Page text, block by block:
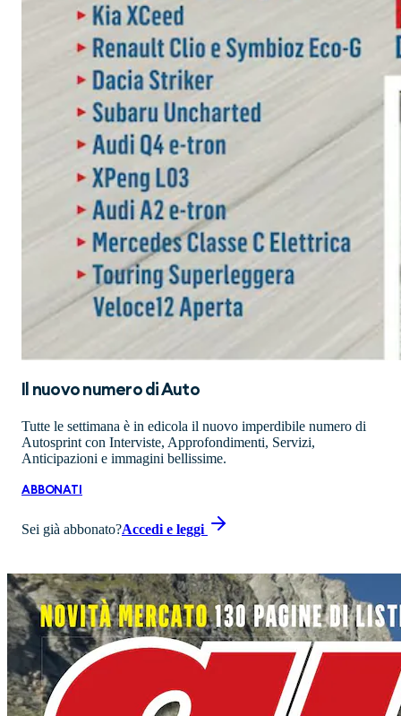
Il nuovo numero diAuto
Tutte le settimana è in edicola il nuovo imperdibile numero di
Autosprint con Interviste, Approfondimenti, Servizi,
Anticipazioni e immagini bellissime.
ABBONATI
Sei già abbonato?Accedi e leggi